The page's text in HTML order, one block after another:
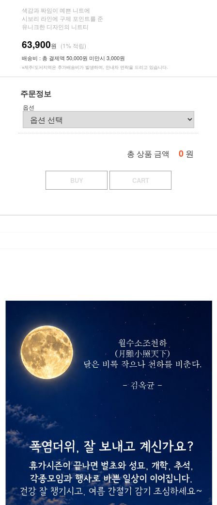
색감과 짜임이 예쁜 니트에
시보리 라인에 구제 포인트를 준
유니크한 디자인의 니트티
63,900원 (1% 적립)
배송비 : 총 결제액 50,000원 미만시 3,000원
※제주/도서지역은 추가배송비가 발생하며, 안내차 연락을 드리고 있습니다.
주문정보
옵션
총 상품 금액 0 원
BUY CART